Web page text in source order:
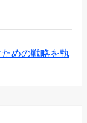
めの戦略を執